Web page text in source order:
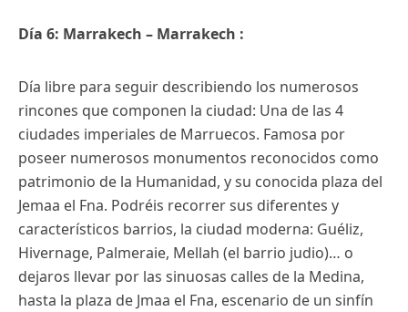
Día 6: Marrakech – Marrakech :
Día libre para seguir describiendo los numerosos
rincones que componen la ciudad: Una de las 4
ciudades imperiales de Marruecos. Famosa por
poseer numerosos monumentos reconocidos como
patrimonio de la Humanidad, y su conocida plaza del
Jemaa el Fna. Podréis recorrer sus diferentes y
característicos barrios, la ciudad moderna: Guéliz,
Hivernage, Palmeraie, Mellah (el barrio judio)… o
dejaros llevar por las sinuosas calles de la Medina,
hasta la plaza de Jmaa el Fna, escenario de un sinfín